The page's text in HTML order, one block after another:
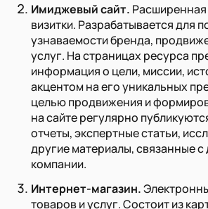
Имиджевый сайт. Расширенная
визитки. Разрабатывается для
узнаваемости бренда,
услуг. На страницах ресурса
информация о цели, миссии,
акцентом на его уникальных
целью продвижения и
на сайте регулярно
отчеты, экспертные статьи,
другие материалы, связанные
компании.
Интернет-магазин.
товаров и услуг. Состоит из